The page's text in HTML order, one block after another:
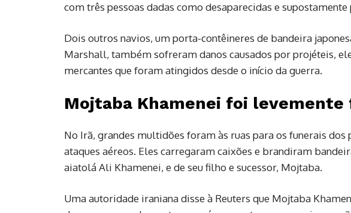
com três pessoas dadas como desaparecidas e supostamente
Dois outros navios, um porta-contêineres de bandeira
Marshall, também sofreram danos causados por projéteis,
mercantes que foram atingidos desde o início da guerra.
Mojtaba Khamenei foi levemente
No Irã, grandes multidões foram às ruas para os funerais
ataques aéreos. Eles carregaram caixões e brandiram
aiatolá Ali Khamenei, e de seu filho e sucessor, Mojtaba.
Uma autoridade iraniana disse à Reuters que Mojtaba